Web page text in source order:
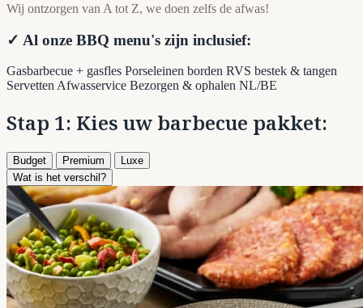
Wij ontzorgen van A tot Z, we doen zelfs de afwas!
✓ Al onze BBQ menu's zijn inclusief:
Gasbarbecue + gasfles Porseleinen borden RVS bestek & tangen
Servetten Afwasservice Bezorgen & ophalen NL/BE
Stap 1: Kies uw barbecue pakket:
Budget Premium
Luxe
Wat is het verschil?